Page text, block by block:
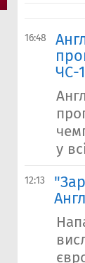
16:48
ЧС-
у
12:13